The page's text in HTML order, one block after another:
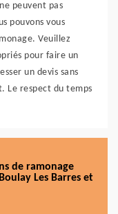
peuvent pas
pouvons vous
Veuillez
pour faire un
un devis sans
Le respect du temps
de ramonage
Les Barres et